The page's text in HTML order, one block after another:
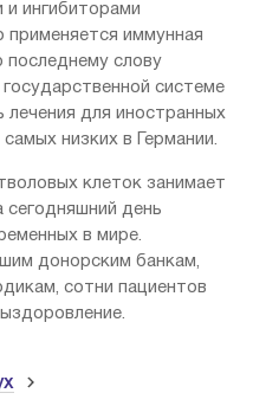
ингибиторами
применяется иммунная
последнему слову
системе
лечения для иностранных
низких в Германии.
клеток занимает
сегодняшний день
в мире.
донорским банкам,
сотни пациентов